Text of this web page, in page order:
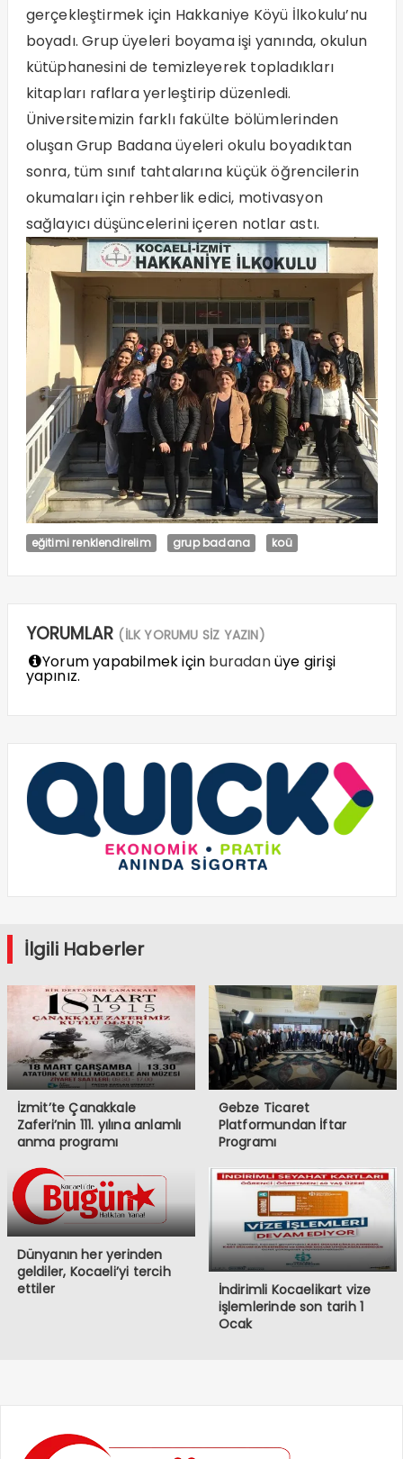
gerçekleştirmek için Hakkaniye Köyü İlkokulu’nu
boyadı. Grup üyeleri boyama işi yanında, okulun
kütüphanesini de temizleyerek topladıkları
kitapları raflara yerleştirip düzenledi.
Üniversitemizin farklı fakülte bölümlerinden
oluşan Grup Badana üyeleri okulu boyadıktan
sonra, tüm sınıf tahtalarına küçük öğrencilerin
okumaları için rehberlik edici, motivasyon
sağlayıcı düşüncelerini içeren notlar astı.
eğitimi renklendirelim grup badana koü
YORUMLAR (İLK YORUMU SİZ YAZIN)
Yorum yapabilmek için buradanüye girişi
yapınız.
İlgili Haberler
İzmit’te Çanakkale
Zaferi’nin 111. yılına anlamlı
anma programı
Gebze Ticaret
Platformundan İftar
Programı
Dünyanın her yerinden
geldiler, Kocaeli’yi tercih
ettiler
İndirimli Kocaelikart vize
işlemlerinde son tarih 1
Ocak